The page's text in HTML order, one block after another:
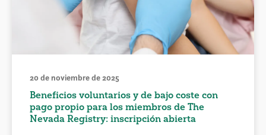
20 de noviembre de 2025
Beneficios voluntarios y de bajo coste con
pago propio para los miembros de The
Nevada Registry: inscripción abierta